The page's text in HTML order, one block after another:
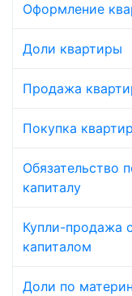
Оформление
Доли квартиры
Продажа
Покупка
Обязательство
капиталу
Купли-продажа
капиталом
Доли по